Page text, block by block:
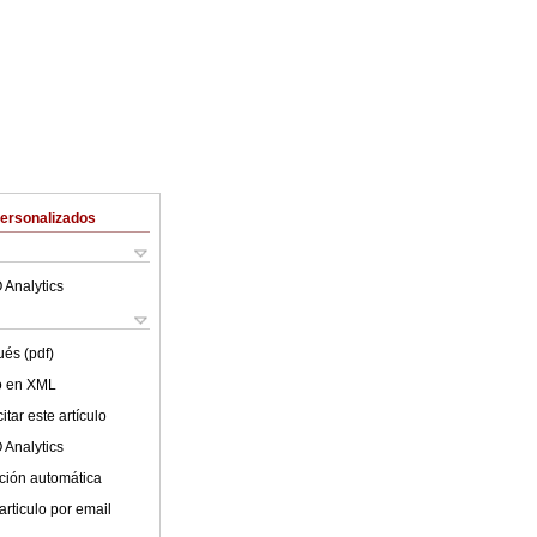
Analytics
(pdf)
en XML
este artículo
Analytics
automática
por email